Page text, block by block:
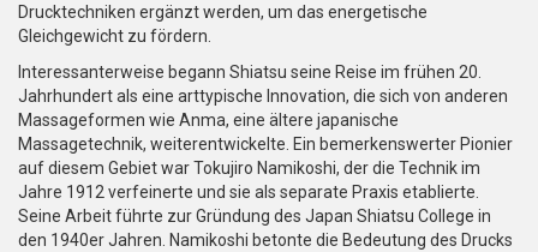
Drucktechniken ergänzt werden, um das energetische
Gleichgewicht zu fördern.
Interessanterweise begann Shiatsu seine Reise im frühen 20.
Jahrhundert als eine arttypische Innovation, die sich von anderen
Massageformen wie Anma, eine ältere japanische
Massagetechnik, weiterentwickelte. Ein bemerkenswerter Pionier
auf diesem Gebiet war Tokujiro Namikoshi, der die Technik im
Jahre 1912 verfeinerte und sie als separate Praxis etablierte.
Seine Arbeit führte zur Gründung des Japan Shiatsu College in
den 1940er Jahren. Namikoshi betonte die Bedeutung des Drucks